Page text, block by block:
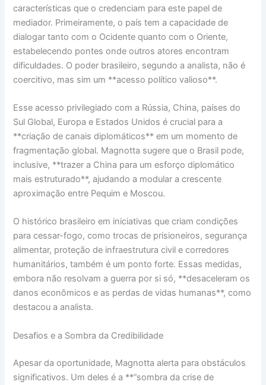
características que o credenciam para este papel de
mediador. Primeiramente, o país tem a capacidade de
dialogar tanto com o Ocidente quanto com o Oriente,
estabelecendo pontes onde outros atores encontram
dificuldades. O poder brasileiro, segundo a analista, não é
coercitivo, mas sim um **acesso político valioso**.
Esse acesso privilegiado com a Rússia, China, países do
Sul Global, Europa e Estados Unidos é crucial para a
**criação de canais diplomáticos** em um momento de
fragmentação global. Magnotta sugere que o Brasil pode,
inclusive, **trazer a China para um esforço diplomático
mais estruturado**, ajudando a modular a crescente
aproximação entre Pequim e Moscou.
O histórico brasileiro em iniciativas que criam condições
para cessar-fogo, como trocas de prisioneiros, segurança
alimentar, proteção de infraestrutura civil e corredores
humanitários, também é um ponto forte. Essas medidas,
embora não resolvam a guerra por si só, **desaceleram os
danos econômicos e as perdas de vidas humanas**, como
destacou a analista.
Desafios e a Sombra da Credibilidade
Apesar da oportunidade, Magnotta alerta para obstáculos
significativos. Um deles é a **”sombra da crise de